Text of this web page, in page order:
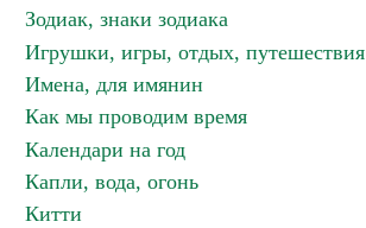
Зодиак, знаки зодиака
Игрушки, игры, отдых, путешествия
Имена, для имянин
Как мы проводим время
Календари на год
Капли, вода, огонь
Китти